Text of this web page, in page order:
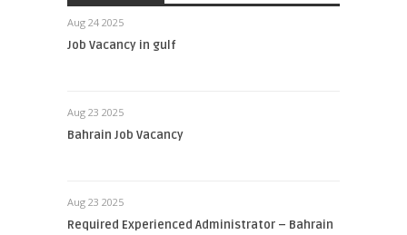
Aug 24 2025
Job Vacancy in gulf
Aug 23 2025
Bahrain Job Vacancy
Aug 23 2025
Required Experienced Administrator – Bahrain